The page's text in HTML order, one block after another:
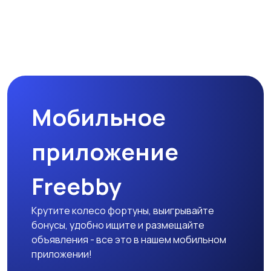
Мобильное
приложение
Freebby
Крутите колесо фортуны, выигрывайте
бонусы, удобно ищите и размещайте
объявления - все это в нашем мобильном
приложении!